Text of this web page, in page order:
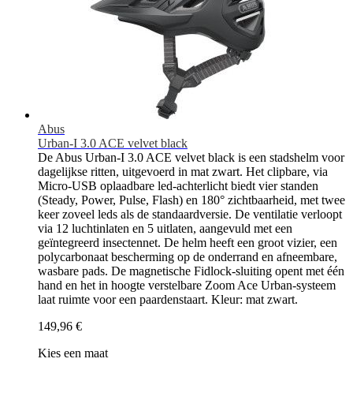
Abus
Urban-I 3.0 ACE velvet black
De Abus Urban-I 3.0 ACE velvet black is een stadshelm voor
dagelijkse ritten, uitgevoerd in mat zwart. Het clipbare, via
Micro-USB oplaadbare led-achterlicht biedt vier standen
(Steady, Power, Pulse, Flash) en 180° zichtbaarheid, met twee
keer zoveel leds als de standaardversie. De ventilatie verloopt
via 12 luchtinlaten en 5 uitlaten, aangevuld met een
geïntegreerd insectennet. De helm heeft een groot vizier, een
polycarbonaat bescherming op de onderrand en afneembare,
wasbare pads. De magnetische Fidlock-sluiting opent met één
hand en het in hoogte verstelbare Zoom Ace Urban-systeem
laat ruimte voor een paardenstaart. Kleur: mat zwart.
149,96 €
Kies een maat